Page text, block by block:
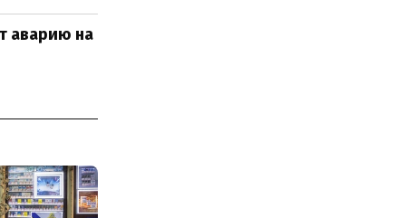
аварию на